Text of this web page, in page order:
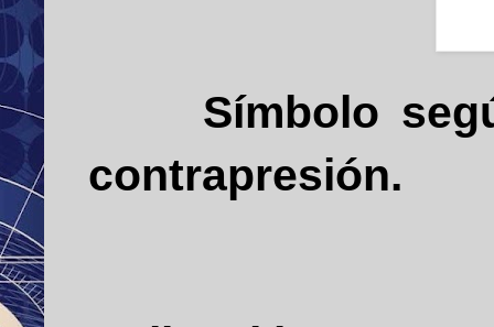
Símbolo
contrapresión.